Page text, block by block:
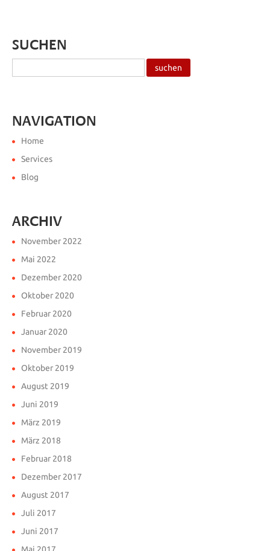
SUCHEN
NAVIGATION
Home
Services
Blog
ARCHIV
November 2022
Mai 2022
Dezember 2020
Oktober 2020
Februar 2020
Januar 2020
November 2019
Oktober 2019
August 2019
Juni 2019
März 2019
März 2018
Februar 2018
Dezember 2017
August 2017
Juli 2017
Juni 2017